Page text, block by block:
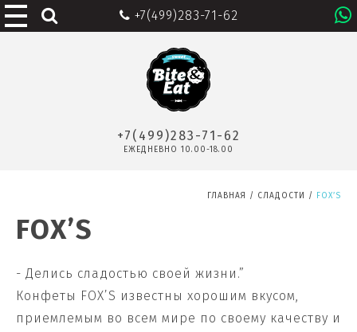
+7(499)283-71-62
ЕЖЕДНЕВНО 10.00-18.00
ГЛАВНАЯ / СЛАДОСТИ / FOX’S
FOX’S
- Делись сладостью своей жизни.”
Конфеты FOX’S известны хорошим вкусом,
приемлемым во всем мире по своему качеству и
+7(499)283-71-62